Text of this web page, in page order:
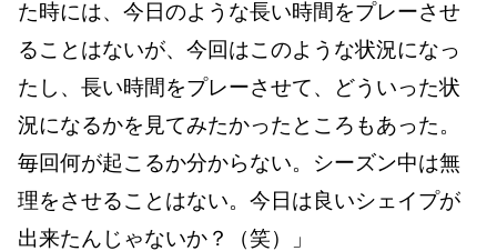
た時には、今日のような長い時間をプレーさせ
ることはないが、今回はこのような状況になっ
たし、長い時間をプレーさせて、どういった状
況になるかを見てみたかったところもあった。
毎回何が起こるか分からない。シーズン中は無
理をさせることはない。今日は良いシェイプが
出来たんじゃないか？（笑）」